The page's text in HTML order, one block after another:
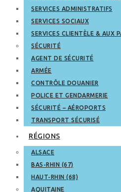
SERVICES ADMINISTRATIFS
SERVICES SOCIAUX
SERVICES CLIENTÈLE & AUX
SÉCURITÉ
AGENT DE SÉCURITÉ
ARMÉE
CONTRÔLE DOUANIER
POLICE ET GENDARMERIE
SÉCURITÉ – AÉROPORTS
TRANSPORT SÉCURISÉ
RÉGIONS
ALSACE
BAS-RHIN (67)
HAUT-RHIN (68)
AQUITAINE